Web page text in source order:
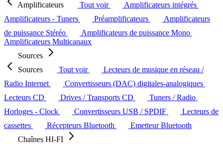
Amplificateurs
Tout voir
Amplificateurs intégrés
Amplificateurs - Tuners
Préamplificateurs
Amplificateurs
de puissance Stéréo
Amplificateurs de puissance Mono
Amplificateurs Multicanaux
Sources
Sources
Tout voir
Lecteurs de musique en réseau /
Radio Internet
Convertisseurs (DAC) digitales-analogiques
Lecteurs CD
Drives / Transports CD
Tuners / Radio
Horloges - Clock
Convertisseurs USB / SPDIF
Lecteurs de
cassettes
Récepteurs Bluetooth
Emetteur Bluetooth
Chaînes HI-FI